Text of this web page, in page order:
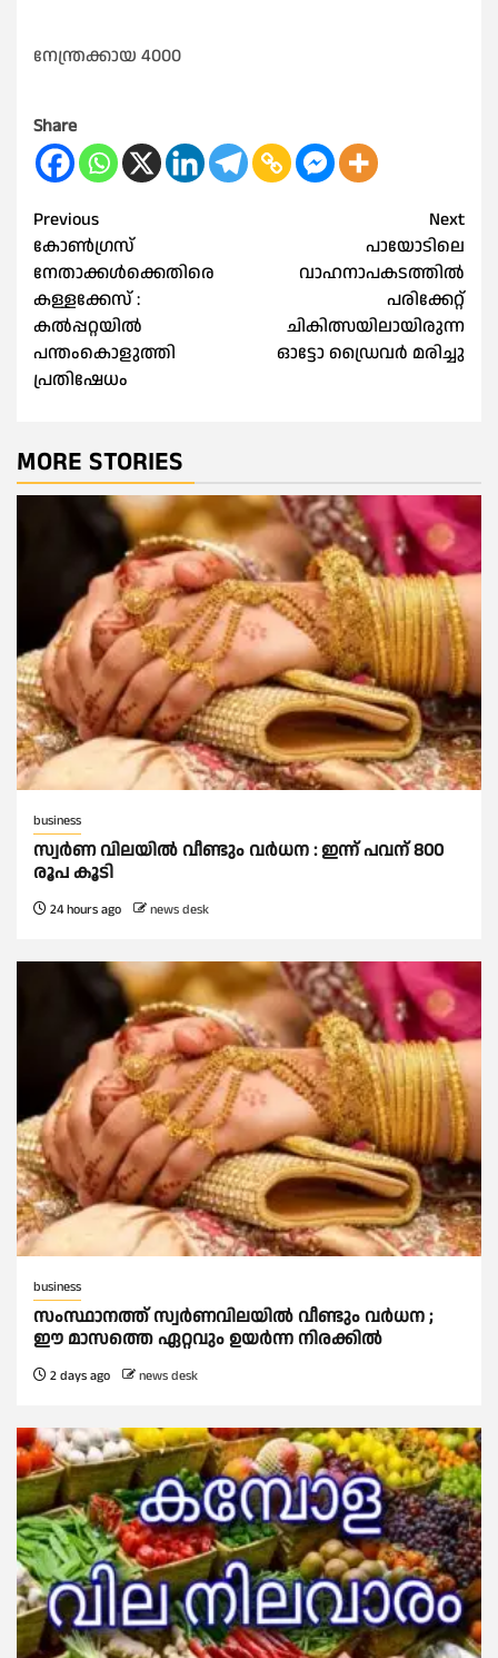
നേന്ത്രക്കായ 4000
Share
Post
navigation
Previous
കോൺഗ്രസ്‌
നേതാക്കൾക്കെതിരെ
കള്ളക്കേസ് :
കൽപ്പറ്റയിൽ
പന്തംകൊളുത്തി
പ്രതിഷേധം
Next
പായോടിലെ
വാഹനാപകടത്തില്‍
പരിക്കേറ്റ്
ചികിത്സയിലായിരുന്ന
ഓട്ടോ ഡ്രൈവര്‍ മരിച്ചു
MORE STORIES
business
സ്വർണ വിലയില്‍ വീണ്ടും വർധന : ഇന്ന് പവന് 800
രൂപ കൂടി
24 hours ago news desk
business
സംസ്ഥാനത്ത് സ്വര്‍ണവിലയില്‍ വീണ്ടും വര്‍ധന ;
ഈ മാസത്തെ ഏറ്റവും ഉയര്‍ന്ന നിരക്കില്‍
2 days ago news desk